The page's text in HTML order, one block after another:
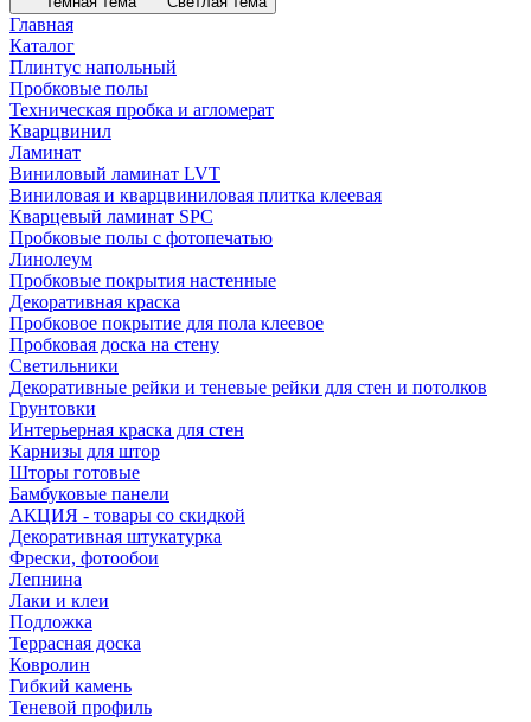
Главная
Каталог
Плинтус напольный
Пробковые полы
Техническая пробка и агломерат
Кварцвинил
Ламинат
Виниловый ламинат LVT
Виниловая и кварцвиниловая плитка клеевая
Кварцевый ламинат SPC
Пробковые полы с фотопечатью
Линолеум
Пробковые покрытия настенные
Декоративная краска
Пробковое покрытие для пола клеевое
Пробковая доска на стену
Светильники
Декоративные рейки и теневые рейки для стен и потолков
Грунтовки
Интерьерная краска для стен
Карнизы для штор
Шторы готовые
Бамбуковые панели
АКЦИЯ - товары со скидкой
Декоративная штукатурка
Фрески, фотообои
Лепнина
Лаки и клеи
Подложка
Террасная доска
Ковролин
Гибкий камень
Теневой профиль